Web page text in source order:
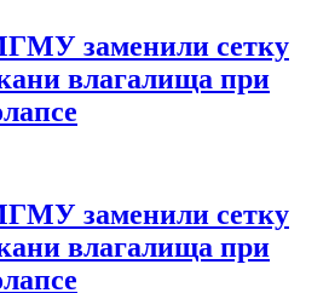
заменили сетку
влагалища при
заменили сетку
влагалища при